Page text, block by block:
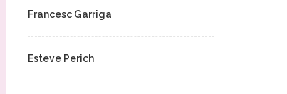
Francesc Garriga
Esteve Perich